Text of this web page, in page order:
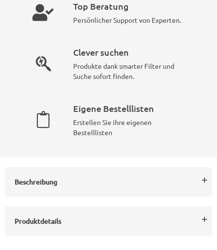
Top Beratung
Persönlicher Support von Experten.
Clever suchen
Produkte dank smarter Filter und
Suche sofort finden.
Eigene Bestelllisten
Erstellen Sie ihre eigenen
Bestelllisten
Beschreibung
Produktdetails